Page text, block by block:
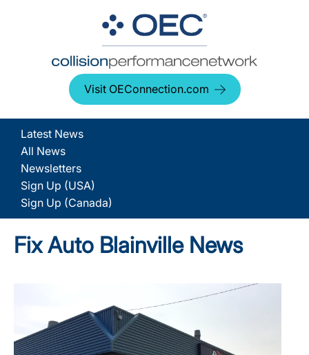
Visit OEConnection.com
Latest News
All News
Newsletters
Sign Up (USA)
Sign Up (Canada)
Fix Auto Blainville News